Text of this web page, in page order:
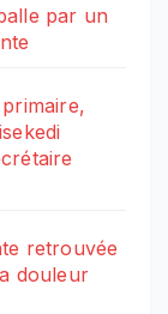
par un
retrouvée
douleur